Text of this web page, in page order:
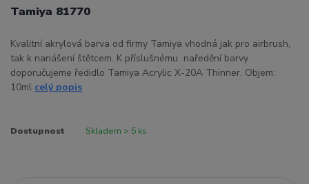
Tamiya 81770
Kvalitní akrylová barva od firmy Tamiya vhodná jak pro airbrush,
tak k nanášení štětcem. K příslušnému naředění barvy
doporučujeme ředidlo Tamiya Acrylic X-20A Thinner. Objem:
10ml celý popis
Dostupnost Skladem > 5 ks